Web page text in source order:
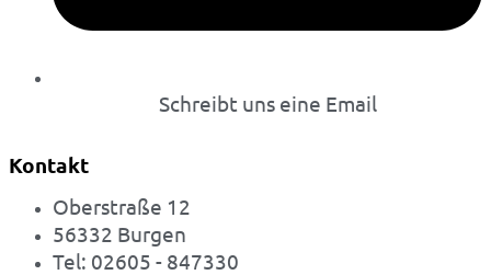
Schreibt uns eine Email
Kontakt
Oberstraße 12
56332 Burgen
Tel: 02605 - 847330